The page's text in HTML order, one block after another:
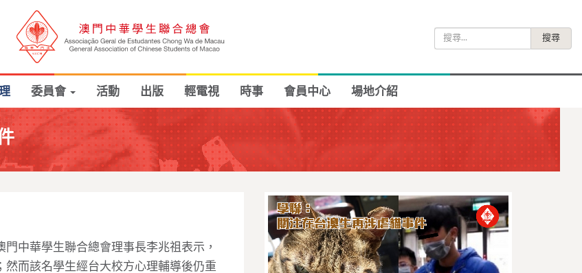
尋
委員會 活動 出版 輕電視 時事 會員中心 場地介紹
中華學生聯合總會理事長李兆祖表示，
而該名學生經台大校方心理輔導後仍重